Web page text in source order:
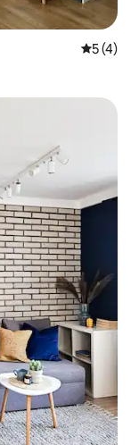
คะแนนเฉ
5 (4)